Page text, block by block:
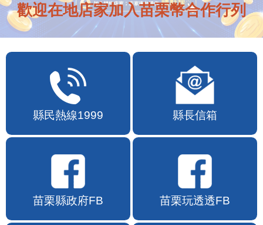
歡迎在地店家加入苗栗幣合作行列
縣民熱線1999 縣長信箱
苗栗縣政府FB 苗栗玩透透FB